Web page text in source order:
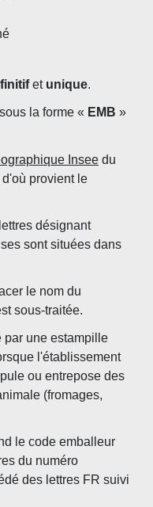
et unique.
la forme « EMB »
Insee du
provient le
désignant
sont situées dans
le nom du
sous-traitée.
par une estampille
l'établissement
ou entrepose des
(fromages,
le code emballeur
du numéro
des lettres FR suivi